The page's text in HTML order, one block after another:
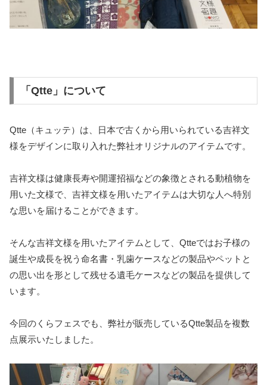
「Qtte」について
Qtte（キュッテ）は、日本で古くから用いられている吉祥文
様をデザインに取り入れた弊社オリジナルのアイテムです。
吉祥文様は健康長寿や開運招福などの象徴とされる動植物を
用いた文様で、吉祥文様を用いたアイテムは大切な人へ特別
な思いを届けることができます。
そんな吉祥文様を用いたアイテムとして、Qtteではお子様の
誕生や成長を祝う命名書・乳歯ケースなどの製品やペットと
の思い出を形として残せる遺毛ケースなどの製品を提供して
います。
今回のくらフェスでも、弊社が販売しているQtte製品を複数
点展示いたしました。